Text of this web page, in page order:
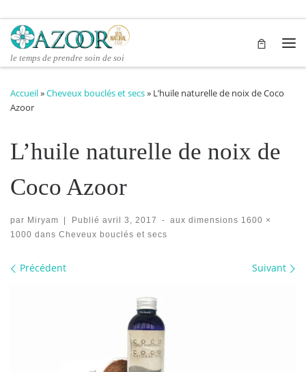
Passer au contenu
le temps de prendre soin de soi
Accueil»Cheveux bouclés et secs» L’huile naturelle de noix de Coco
Azoor
L’huile naturelle de noix de
Coco Azoor
par Miryam | Publié avril 3, 2017 - aux dimensions 1600 ×
1000 dans Cheveux bouclés et secs
Navigation des images
Précédent Suivant